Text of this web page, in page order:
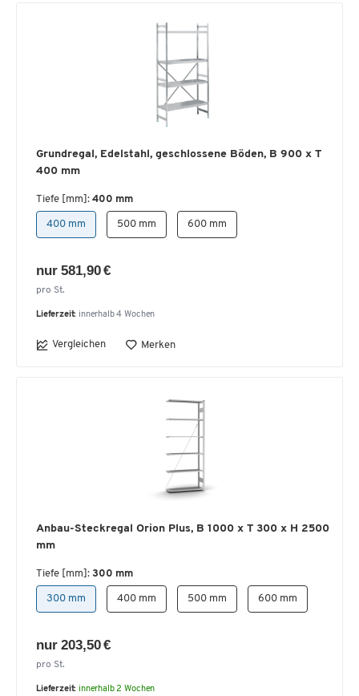
Grundregal, Edelstahl, geschlossene Böden, B 900 x T
400 mm
Tiefe [mm]: 400 mm
400 mm 500 mm 600 mm
nur 581,90 €
pro St.
Lieferzeit: innerhalb 4 Wochen
Vergleichen Merken
Anbau-Steckregal Orion Plus, B 1000 x T 300 x H 2500
mm
Tiefe [mm]: 300 mm
300 mm 400 mm 500 mm 600 mm
nur 203,50 €
pro St.
Lieferzeit: innerhalb 2 Wochen